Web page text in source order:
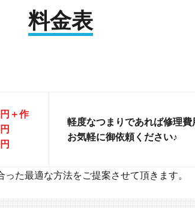
料金表
＋作
軽度なつまりであれば修理
お気軽に御依頼ください♪
た最適な方法をご提案させて頂きます。